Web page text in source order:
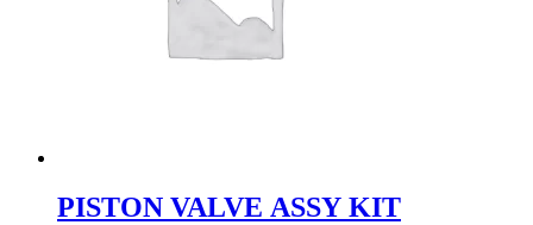
PISTON VALVE ASSY KIT